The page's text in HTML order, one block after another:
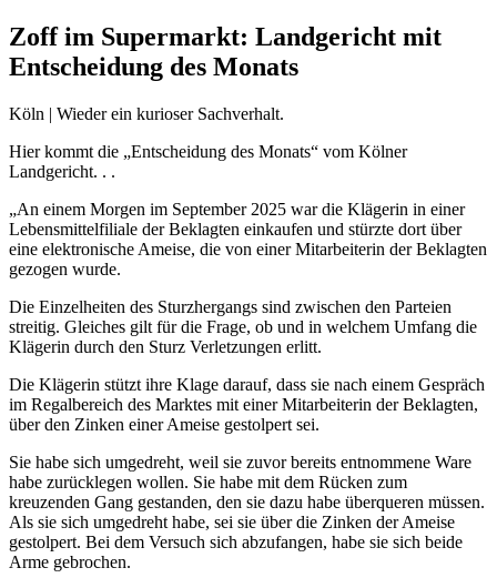
Zoff im Supermarkt: Landgericht mit
Entscheidung des Monats
Köln | Wieder ein kurioser Sachverhalt.
Hier kommt die „Entscheidung des Monats“ vom Kölner
Landgericht. . .
„An einem Morgen im September 2025 war die Klägerin in einer
Lebensmittelfiliale der Beklagten einkaufen und stürzte dort über
eine elektronische Ameise, die von einer Mitarbeiterin der Beklagten
gezogen wurde.
Die Einzelheiten des Sturzhergangs sind zwischen den Parteien
streitig. Gleiches gilt für die Frage, ob und in welchem Umfang die
Klägerin durch den Sturz Verletzungen erlitt.
Die Klägerin stützt ihre Klage darauf, dass sie nach einem Gespräch
im Regalbereich des Marktes mit einer Mitarbeiterin der Beklagten,
über den Zinken einer Ameise gestolpert sei.
Sie habe sich umgedreht, weil sie zuvor bereits entnommene Ware
habe zurücklegen wollen. Sie habe mit dem Rücken zum
kreuzenden Gang gestanden, den sie dazu habe überqueren müssen.
Als sie sich umgedreht habe, sei sie über die Zinken der Ameise
gestolpert. Bei dem Versuch sich abzufangen, habe sie sich beide
Arme gebrochen.